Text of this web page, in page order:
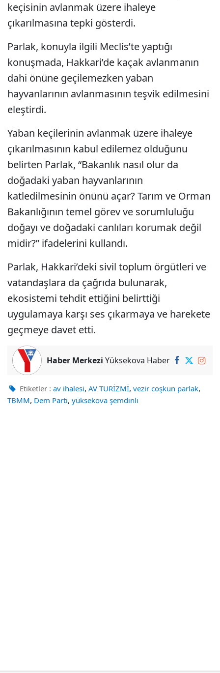
keçisinin avlanmak üzere ihaleye
çıkarılmasına tepki gösterdi.
Parlak, konuyla ilgili Meclis’te yaptığı
konuşmada, Hakkari’de kaçak avlanmanın
dahi önüne geçilemezken yaban
hayvanlarının avlanmasının teşvik edilmesini
eleştirdi.
Yaban keçilerinin avlanmak üzere ihaleye
çıkarılmasının kabul edilemez olduğunu
belirten Parlak, “Bakanlık nasıl olur da
doğadaki yaban hayvanlarının
katledilmesinin önünü açar? Tarım ve Orman
Bakanlığının temel görev ve sorumluluğu
doğayı ve doğadaki canlıları korumak değil
midir?” ifadelerini kullandı.
Parlak, Hakkari’deki sivil toplum örgütleri ve
vatandaşlara da çağrıda bulunarak,
ekosistemi tehdit ettiğini belirttiği
uygulamaya karşı ses çıkarmaya ve harekete
geçmeye davet etti.
Haber Merkezi Yüksekova Haber
Etiketler : av ihalesi, AV TURİZMİ, vezir coşkun parlak,
TBMM, Dem Parti, yüksekova şemdinli